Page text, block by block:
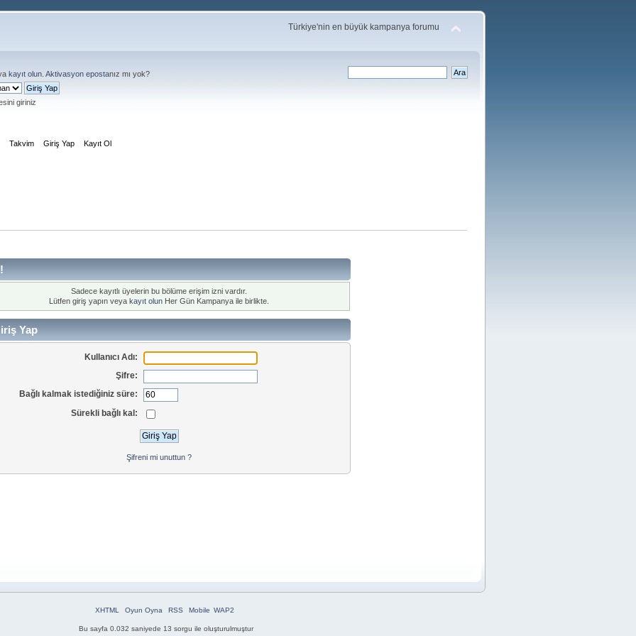
Türkiye'nin en büyük kampanya forumu
kayıt olun Aktivasyon epostanız mı yok?
giriniz
Takvim Giriş Yap Kayıt Ol
Sadece kayıtlı üyelerin bu bölüme erişim izni vardır.
Lütfen giriş yapın veya kayıt olun Her Gün Kampanya ile birlikte.
Yap
Kullanıcı Adı:
Şifre:
Bağlı kalmak istediğiniz süre:
Sürekli bağlı kal:
Şifreni mi unuttun ?
XHTML Oyun Oyna RSS Mobile WAP2
Bu sayfa 0.032 saniyede 13 sorgu ile oluşturulmuştur